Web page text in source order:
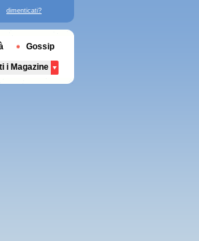
dimenticati?
Gossip
i Magazine